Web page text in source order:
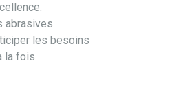
abrasives
les besoins
la fois